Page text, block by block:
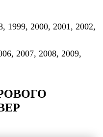
1999, 2000, 2001, 2002,
2007, 2008, 2009,